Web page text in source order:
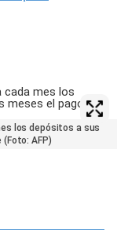
los depósitos a sus
AFP)